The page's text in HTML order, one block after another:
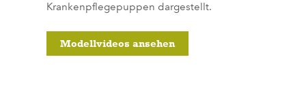
Krankenpflegepuppen dargestellt.
Modellvideos ansehen